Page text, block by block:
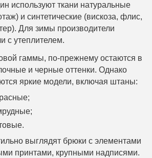
используют ткани натуральные
и синтетические (вискоза, флис,
Для зимы производители
с утеплителем.
гаммы, по-прежнему остаются в
и черные оттенки. Однако
яркие модели, включая штаны:
выглядят брюки с элементами
принтами, крупными надписями.